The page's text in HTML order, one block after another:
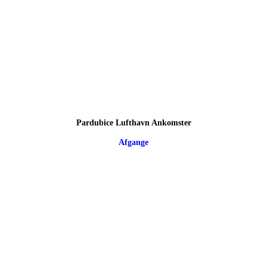
Pardubice Lufthavn Ankomster
Afgange